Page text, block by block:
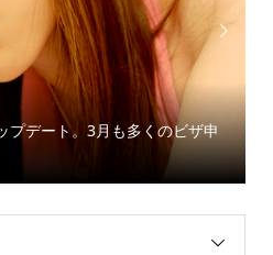
プデート。3月も多くのビザ申
